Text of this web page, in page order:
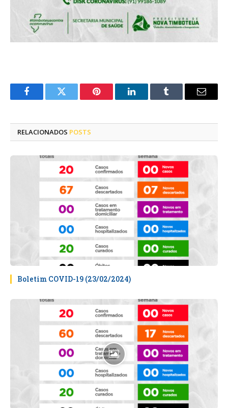
FacebookTwitter Pinterest LinkedInTumblr
E-
RELACIONADOS POSTS
Boletim COVID-19 (23/02/2024)